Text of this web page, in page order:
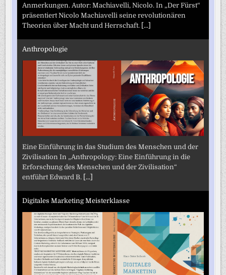
Anmerkungen. Autor: Machiavelli, Nicolo. In „Der Fürst“
präsentiert Nicolo Machiavelli seine revolutionären
Theorien über Macht und Herrschaft. [...]
Anthropologie
Eine Einführung in das Studium des Menschen und der
Zivilisation In „Anthropology: Eine Einführung in die
Erforschung des Menschen und der Zivilisation“
entführt Edward B. [...]
Digitales Marketing Meisterklasse